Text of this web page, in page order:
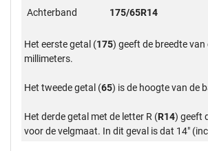
Achterband
175/65R14
Het eerste getal (175) geeft de breedte van
millimeters.
Het tweede getal (65) is de hoogte van de
Het derde getal met de letter R (R14) geeft
voor de velgmaat. In dit geval is dat 14"